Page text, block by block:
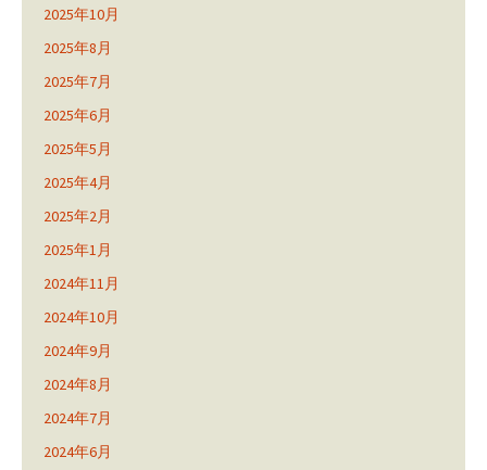
2025年10月
2025年8月
2025年7月
2025年6月
2025年5月
2025年4月
2025年2月
2025年1月
2024年11月
2024年10月
2024年9月
2024年8月
2024年7月
2024年6月